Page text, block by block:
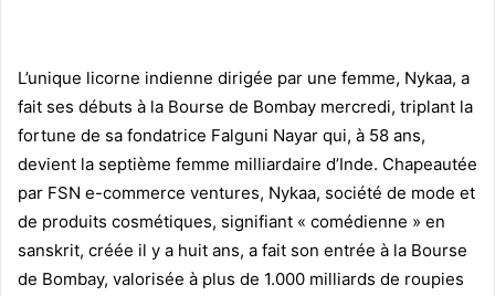
L’unique licorne indienne dirigée par une femme, Nykaa, a
fait ses débuts à la Bourse de Bombay mercredi, triplant la
fortune de sa fondatrice Falguni Nayar qui, à 58 ans,
devient la septième femme milliardaire d’Inde. Chapeautée
par FSN e-commerce ventures, Nykaa, société de mode et
de produits cosmétiques, signifiant « comédienne » en
sanskrit, créée il y a huit ans, a fait son entrée à la Bourse
de Bombay, valorisée à plus de 1.000 milliards de roupies